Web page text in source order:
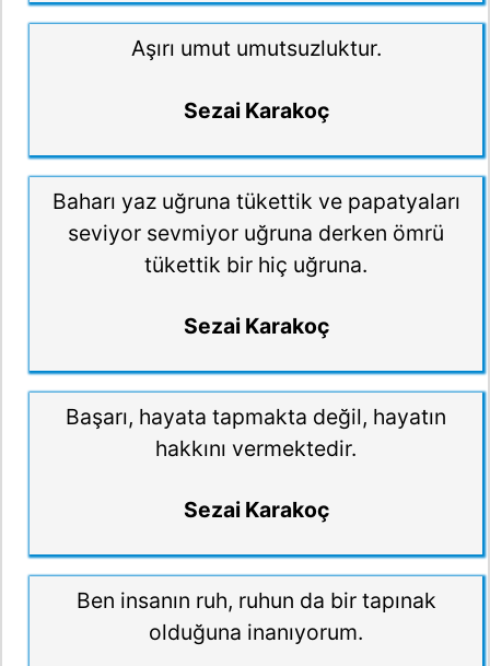
Aşırı umut umutsuzluktur.
Sezai Karakoç
Baharı yaz uğruna tükettik ve papatyaları
seviyor sevmiyor uğruna derken ömrü
tükettik bir hiç uğruna.
Sezai Karakoç
Başarı, hayata tapmakta değil, hayatın
hakkını vermektedir.
Sezai Karakoç
Ben insanın ruh, ruhun da bir tapınak
olduğuna inanıyorum.